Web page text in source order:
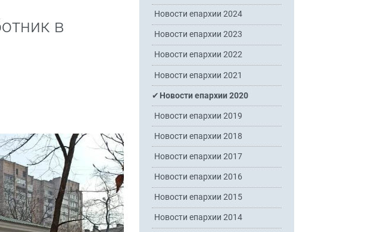
в
Новости епархии 2024
Новости епархии 2023
Новости епархии 2022
Новости епархии 2021
Новости епархии 2020
Новости епархии 2019
Новости епархии 2018
Новости епархии 2017
Новости епархии 2016
Новости епархии 2015
Новости епархии 2014